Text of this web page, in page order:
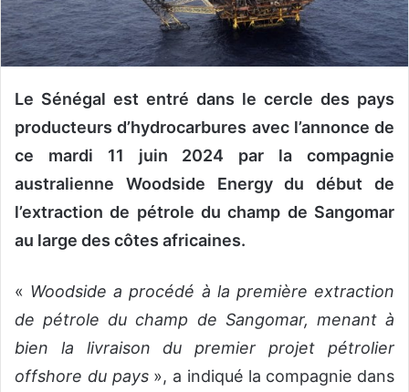
n
c
o
r
Le Sénégal est entré dans le cercle des pays
producteurs d’hydrocarbures avec l’annonce de
ce mardi 11 juin 2024 par la compagnie
australienne Woodside Energy du début de
l’extraction de pétrole du champ de Sangomar
au large des côtes africaines.
« Woodside a procédé à la première extraction
de pétrole du champ de Sangomar, menant à
bien la livraison du premier projet pétrolier
offshore du pays», a indiqué la compagnie dans